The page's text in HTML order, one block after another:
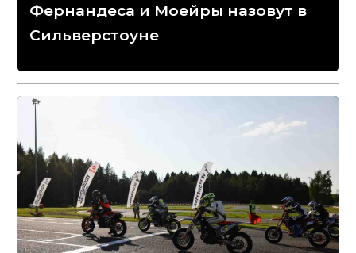
Фернандеса и Моейры назовут в
Сильверстоуне